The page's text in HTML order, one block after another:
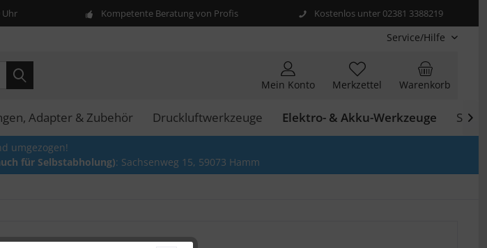
Uhr Kompetente Beratung von Profis Kostenlos unter 02381 3388219
Service/Hilfe
Warenkorb
Merkzettel
Mein Konto
Adapter & Zubehör Druckluftwerkzeuge Elektro- & Akku-Werkzeuge 
umgezogen!
für Selbstabholung): Sachsenweg 15, 59073 Hamm